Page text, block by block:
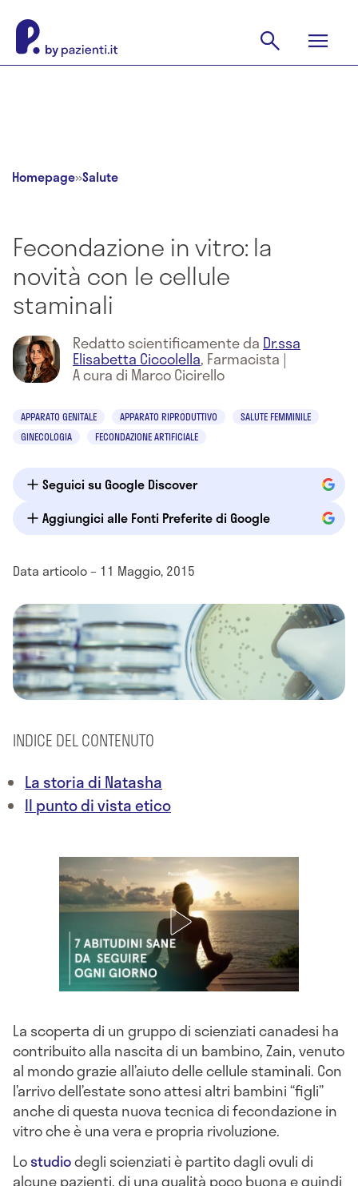
Homepage»Salute
Fecondazione in vitro: la
novità con le cellule
staminali
Redatto scientificamente da Dr.ssa
Elisabetta Ciccolella, Farmacista |
A cura di Marco Cicirello
APPARATO GENITALE APPARATO RIPRODUTTIVO
SALUTE FEMMINILE
GINECOLOGIA
FECONDAZIONE ARTIFICIALE
Seguici su Google Discover
Aggiungici alle Fonti Preferite di Google
Data articolo – 11 Maggio, 2015
INDICE DEL CONTENUTO
La storia di Natasha
Il punto di vista etico
La scoperta di un gruppo di scienziati canadesi ha
contribuito alla nascita di un bambino, Zain, venuto
al mondo grazie all’aiuto delle cellule staminali. Con
l’arrivo dell’estate sono attesi altri bambini “figli”
anche di questa nuova tecnica di fecondazione in
vitro che è una vera e propria rivoluzione.
Lostudiodegli scienziati è partito dagli ovuli di
alcune pazienti, di una qualità poco buona e quindi